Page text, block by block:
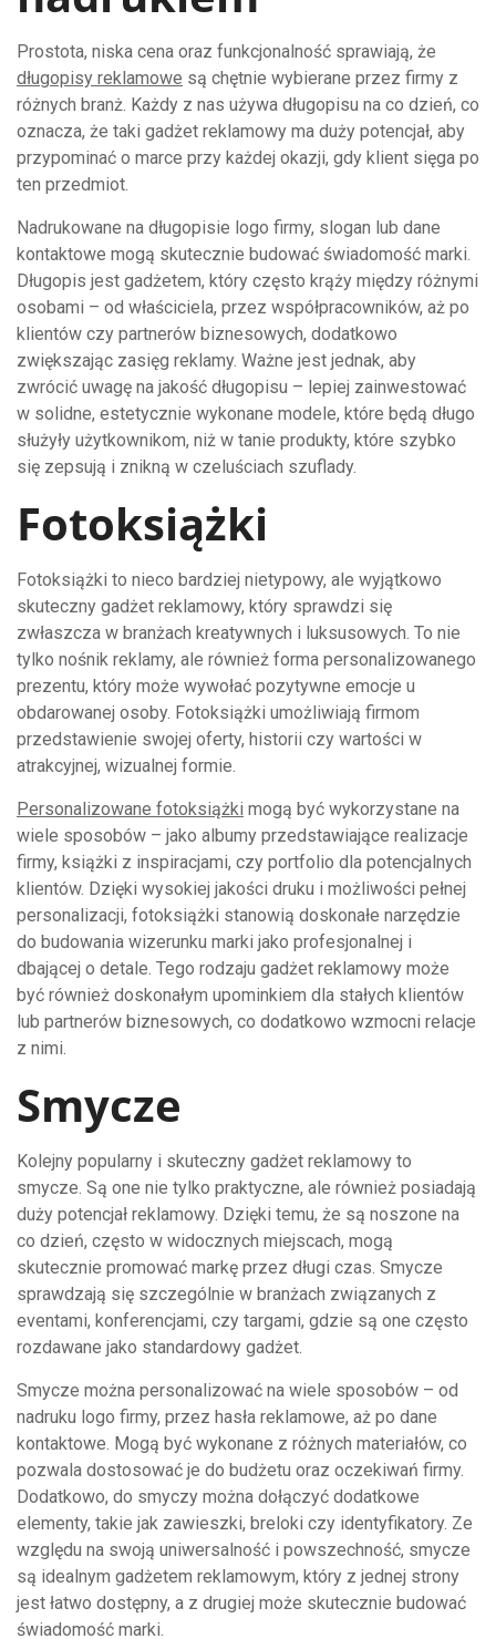
Prostota, niska cena oraz funkcjonalność sprawiają, że
długopisy reklamowe są chętnie wybierane przez firmy z
różnych branż. Każdy z nas używa długopisu na co dzień, co
oznacza, że taki gadżet reklamowy ma duży potencjał, aby
przypominać o marce przy każdej okazji, gdy klient sięga po
ten przedmiot.
Nadrukowane na długopisie logo firmy, slogan lub dane
kontaktowe mogą skutecznie budować świadomość marki.
Długopis jest gadżetem, który często krąży między różnymi
osobami – od właściciela, przez współpracowników, aż po
klientów czy partnerów biznesowych, dodatkowo
zwiększając zasięg reklamy. Ważne jest jednak, aby
zwrócić uwagę na jakość długopisu – lepiej zainwestować
w solidne, estetycznie wykonane modele, które będą długo
służyły użytkownikom, niż w tanie produkty, które szybko
się zepsują i znikną w czeluściach szuflady.
Fotoksiążki
Fotoksiążki to nieco bardziej nietypowy, ale wyjątkowo
skuteczny gadżet reklamowy, który sprawdzi się
zwłaszcza w branżach kreatywnych i luksusowych. To nie
tylko nośnik reklamy, ale również forma personalizowanego
prezentu, który może wywołać pozytywne emocje u
obdarowanej osoby. Fotoksiążki umożliwiają firmom
przedstawienie swojej oferty, historii czy wartości w
atrakcyjnej, wizualnej formie.
Personalizowane fotoksiążki mogą być wykorzystane na
wiele sposobów – jako albumy przedstawiające realizacje
firmy, książki z inspiracjami, czy portfolio dla potencjalnych
klientów. Dzięki wysokiej jakości druku i możliwości pełnej
personalizacji, fotoksiążki stanowią doskonałe narzędzie
do budowania wizerunku marki jako profesjonalnej i
dbającej o detale. Tego rodzaju gadżet reklamowy może
być również doskonałym upominkiem dla stałych klientów
lub partnerów biznesowych, co dodatkowo wzmocni relacje
z nimi.
Smycze
Kolejny popularny i skuteczny gadżet reklamowy to
smycze. Są one nie tylko praktyczne, ale również posiadają
duży potencjał reklamowy. Dzięki temu, że są noszone na
co dzień, często w widocznych miejscach, mogą
skutecznie promować markę przez długi czas. Smycze
sprawdzają się szczególnie w branżach związanych z
eventami, konferencjami, czy targami, gdzie są one często
rozdawane jako standardowy gadżet.
Smycze można personalizować na wiele sposobów – od
nadruku logo firmy, przez hasła reklamowe, aż po dane
kontaktowe. Mogą być wykonane z różnych materiałów, co
pozwala dostosować je do budżetu oraz oczekiwań firmy.
Dodatkowo, do smyczy można dołączyć dodatkowe
elementy, takie jak zawieszki, breloki czy identyfikatory. Ze
względu na swoją uniwersalność i powszechność, smycze
są idealnym gadżetem reklamowym, który z jednej strony
jest łatwo dostępny, a z drugiej może skutecznie budować
świadomość marki.